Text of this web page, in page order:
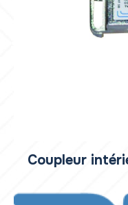
Coupleur